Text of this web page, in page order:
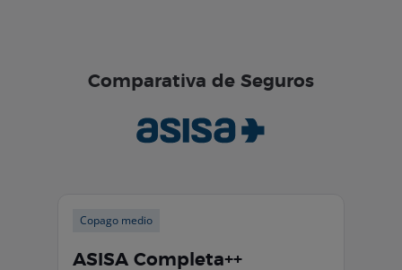
Comparativa de Seguros
Copago medio
ASISA Completa++